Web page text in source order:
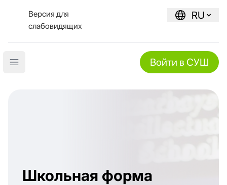
Версия для
слабовидящих
RU
Open main menu Войти в СУШ
Школьная форма